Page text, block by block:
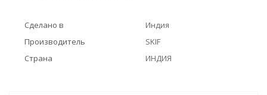
Сделано в
Индия
Производитель
SKIF
Страна
ИНДИЯ